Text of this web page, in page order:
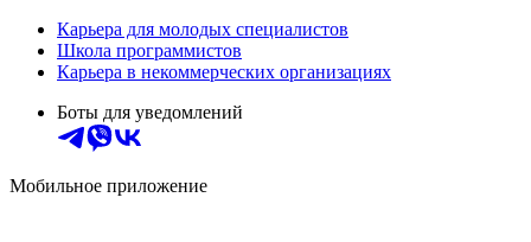
Карьера для молодых специалистов
Школа программистов
Карьера в некоммерческих организациях
Боты для уведомлений
Мобильное приложение